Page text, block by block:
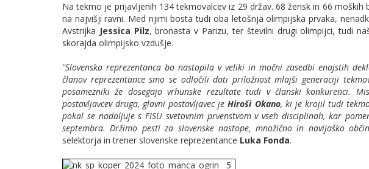
Na tekmo je prijavljenih 134 tekmovalcev iz 29 držav. 68 žensk in 66
na najvišji ravni. Med njimi bosta tudi oba letošnja olimpijska prvaka,
Avstrijka Jessica Pilz, bronasta v Parizu, ter številni drugi olimpijci, tudi
skorajda olimpijsko vzdušje.
"Slovenska reprezentanca bo nastopila v veliki in močni zasedbi enajstih
članov reprezentance smo se odločili dati priložnost mlajši generaciji
posamezniki že dosegajo vrhunske rezultate tudi v članski konkurenci.
postavljavcev druga, glavni postavljavec jeHiroši Okano, ki je krojil tudi
pokal se nadaljuje s FISU svetovnim prvenstvom v vseh disciplinah, kar
septembra. Držimo pesti za slovenske nastope, množično in navijaško
selektorja in trener slovenske reprezentance Luka Fonda.